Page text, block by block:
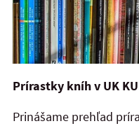
Prírastky kníh v UK
Prinášame prehľad